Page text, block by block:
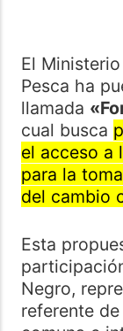
El
Pesca ha
llamada
cual busca
el acceso a
para la
del cambio
Esta
Negro,
referente